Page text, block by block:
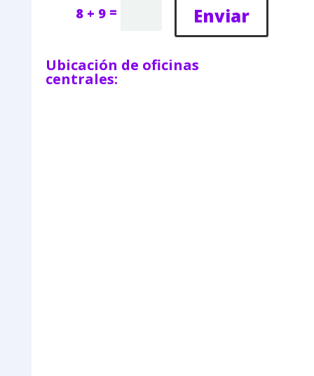
8 + 9 = Enviar
Ubicación de oficinas
centrales: